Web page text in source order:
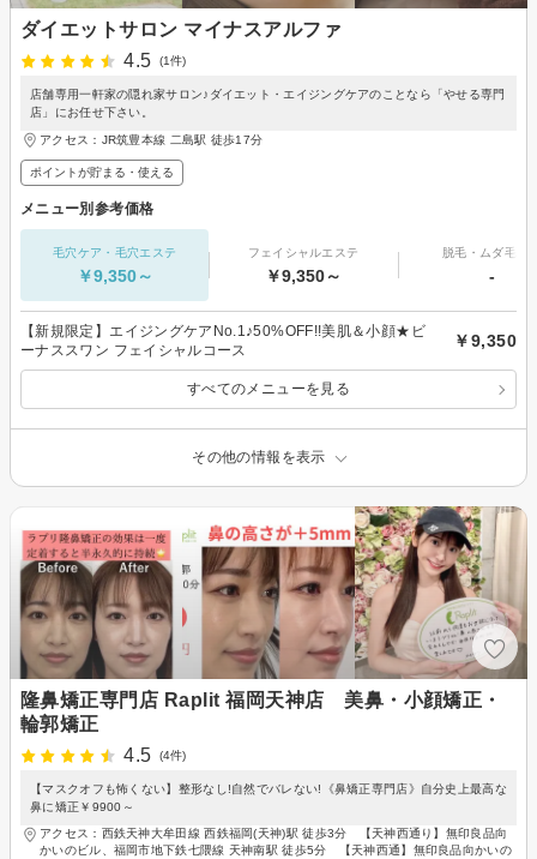
ダイエットサロン マイナスアルファ
4.5
(1件)
店舗専用一軒家の隠れ家サロン♪ダイエット・エイジングケアのことなら「やせる専門
店」にお任せ下さい。
アクセス：JR筑豊本線 二島駅 徒歩17分
ポイントが貯まる・使える
メニュー別参考価格
毛穴ケア・毛穴エステ
￥9,350～
フェイシャルエステ
￥9,350～
脱毛・ムダ毛処
-
【新規限定】エイジングケアNo.1♪50%OFF!!美肌＆小顔★ビ
ーナススワン フェイシャルコース
￥9,350
すべてのメニューを見る
その他の情報を表示
隆鼻矯正専門店 Raplit 福岡天神店 美鼻・小顔矯正・
輪郭矯正
4.5
(4件)
【マスクオフも怖くない】整形なし!自然でバレない!《鼻矯正専門店》自分史上最高な
鼻に矯正￥9900～
アクセス：西鉄天神大牟田線 西鉄福岡(天神)駅 徒歩3分 【天神西通り】無印良品向
かいのビル、福岡市地下鉄七隈線 天神南駅 徒歩5分 【天神西通】無印良品向かいの